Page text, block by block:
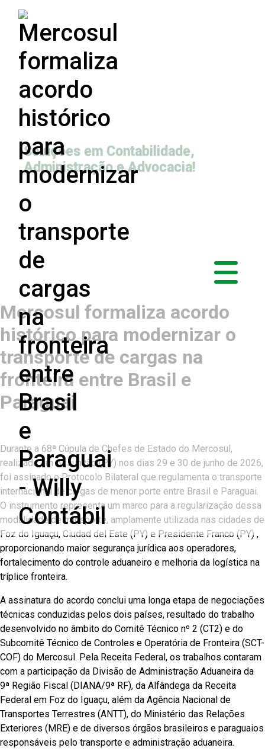
Soluções em Contabilidade,
Administração e Advocacia!
Mercosul formaliza acordo
histórico para modernizar o
transporte de cargas na
fronteira entre Brasil e
Paraguai
Durante a 68ª Cúpula de Chefes de Estado do Mercosul,
realizada em Assunção (PY) nos dias 29 e 30 de junho de 2026,
foi assinado o Protocolo Bilateral que regulamenta o transporte
internacional de cargas de menor porte entre Brasil e Paraguai.
O instrumento representa um marco para a regularização dessa
modalidade de transporte, amplamente utilizada nas cidades de
Foz do Iguaçu, Ciudad del Este (PY) e Presidente Franco (PY) ,
proporcionando maior segurança jurídica aos operadores,
fortalecimento do controle aduaneiro e melhoria da logística na
tríplice fronteira.
A assinatura do acordo conclui uma longa etapa de negociações
técnicas conduzidas pelos dois países, resultado do trabalho
desenvolvido no âmbito do Comitê Técnico nº 2 (CT2) e do
Subcomitê Técnico de Controles e Operatória de Fronteira (SCT-
COF) do Mercosul. Pela Receita Federal, os trabalhos contaram
com a participação da Divisão de Administração Aduaneira da
9ª Região Fiscal (DIANA/9ª RF), da Alfândega da Receita
Federal em Foz do Iguaçu, além da Agência Nacional de
Transportes Terrestres (ANTT), do Ministério das Relações
Exteriores (MRE) e de diversos órgãos brasileiros e paraguaios
responsáveis pelo transporte e administração aduaneira.